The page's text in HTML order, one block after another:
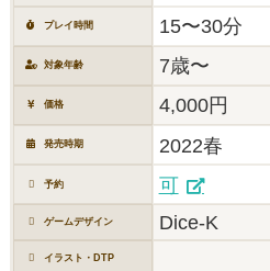
プレイ時間 15〜30分
対象年齢 7歳〜
価格 4,000円
発売時期 2022春
予約 可
ゲームデザイン Dice-K
イラスト・DTP